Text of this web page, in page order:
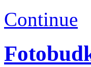
Continue